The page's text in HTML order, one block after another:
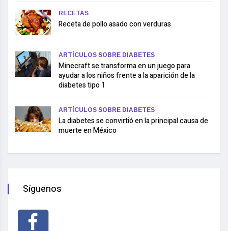
RECETAS
Receta de pollo asado con verduras
ARTÍCULOS SOBRE DIABETES
Minecraft se transforma en un juego para
ayudar a los niños frente a la aparición de la
diabetes tipo 1
ARTÍCULOS SOBRE DIABETES
La diabetes se convirtió en la principal causa de
muerte en México
Síguenos